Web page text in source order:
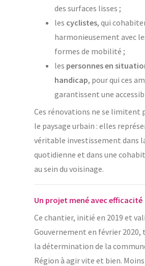
des surfaces lisses ;
les cyclistes, qui
harmonieusement avec
formes de mobilité ;
les personnes en
handicap, pour qui ces
garantissent une
Ces rénovations ne se limitent
le paysage urbain : elles
véritable investissement dans
quotidienne et dans une
au sein du voisinage.
Un projet mené avec efficacité
Ce chantier, initié en 2019 et
Gouvernement en février 2020,
la détermination de la
Région à agir vite et bien. Moins